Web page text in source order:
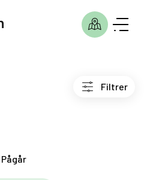
Filtrer
Pågår